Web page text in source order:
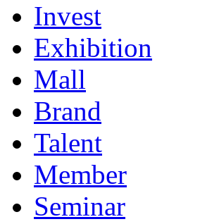
Invest
Exhibition
Mall
Brand
Talent
Member
Seminar